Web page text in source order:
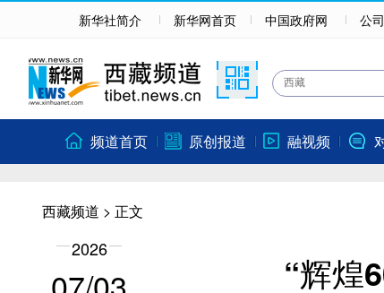
新华社简介 新华网首页 中国政府网 公
频道首页 原创报道 融视频
西藏频道 > 正文
2026
“辉煌